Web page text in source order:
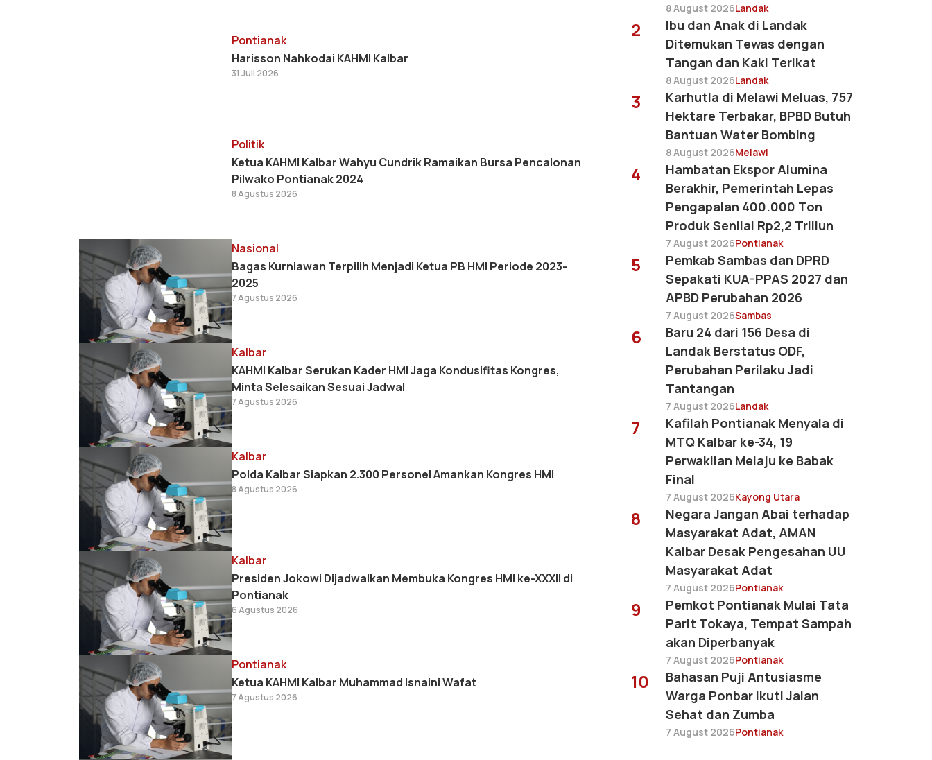
Pontianak
Harisson Nahkodai KAHMI Kalbar
31 Juli 2026
Politik
Ketua KAHMI Kalbar Wahyu Cundrik Ramaikan Bursa Pencalonan
Pilwako Pontianak 2024
8 Agustus 2026
Nasional
Bagas Kurniawan Terpilih Menjadi Ketua PB HMI Periode 2023-
2025
7 Agustus 2026
Kalbar
KAHMI Kalbar Serukan Kader HMI Jaga Kondusifitas Kongres,
Minta Selesaikan Sesuai Jadwal
7 Agustus 2026
Kalbar
Polda Kalbar Siapkan 2.300 Personel Amankan Kongres HMI
8 Agustus 2026
Kalbar
Presiden Jokowi Dijadwalkan Membuka Kongres HMI ke-XXXII di
Pontianak
6 Agustus 2026
Pontianak
Ketua KAHMI Kalbar Muhammad Isnaini Wafat
7 Agustus 2026
8 August 2026Landak
2
Ibu dan Anak di Landak
Ditemukan Tewas dengan
Tangan dan Kaki Terikat
8 August 2026Landak
3
Karhutla di Melawi Meluas, 757
Hektare Terbakar, BPBD Butuh
Bantuan Water Bombing
8 August 2026Melawi
4
Hambatan Ekspor Alumina
Berakhir, Pemerintah Lepas
Pengapalan 400.000 Ton
Produk Senilai Rp2,2 Triliun
7 August 2026Pontianak
5
Pemkab Sambas dan DPRD
Sepakati KUA-PPAS 2027 dan
APBD Perubahan 2026
7 August 2026Sambas
6
Baru 24 dari 156 Desa di
Landak Berstatus ODF,
Perubahan Perilaku Jadi
Tantangan
7 August 2026Landak
7
Kafilah Pontianak Menyala di
MTQ Kalbar ke-34, 19
Perwakilan Melaju ke Babak
Final
7 August 2026Kayong Utara
8
Negara Jangan Abai terhadap
Masyarakat Adat, AMAN
Kalbar Desak Pengesahan UU
Masyarakat Adat
7 August 2026Pontianak
9
Pemkot Pontianak Mulai Tata
Parit Tokaya, Tempat Sampah
akan Diperbanyak
7 August 2026Pontianak
10
Bahasan Puji Antusiasme
Warga Ponbar Ikuti Jalan
Sehat dan Zumba
7 August 2026Pontianak